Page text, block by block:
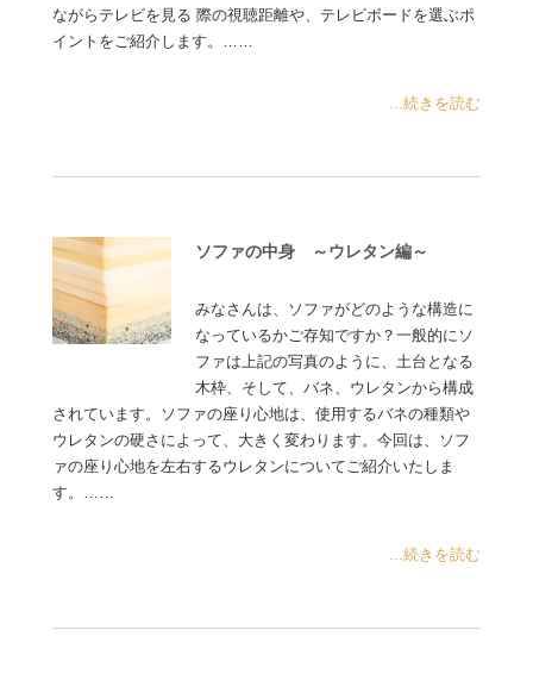
ながらテレビを見る 際の視聴距離や、テレビボードを選ぶポ
イントをご紹介します。……
...続きを読む
ソファの中身 ～ウレタン編～
みなさんは、ソファがどのような構造に
なっているかご存知ですか？一般的にソ
ファは上記の写真のように、土台となる
木枠、そして、バネ、ウレタンから構成
されています。ソファの座り心地は、使用するバネの種類や
ウレタンの硬さによって、大きく変わります。今回は、ソフ
ァの座り心地を左右するウレタンについてご紹介いたしま
す。……
...続きを読む